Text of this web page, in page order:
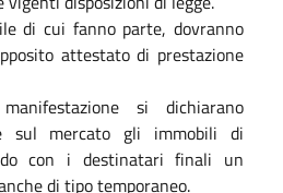
di cui fanno parte, dovranno
attestato di prestazione
si dichiarano
sul mercato gli immobili di
con i destinatari finali un
di tipo temporaneo.